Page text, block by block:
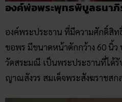
องค์พ่อพระพุทธพิบูลธนา
องค์พระประธาน ที่มีความศักดิ์สิท
ขอพร มีขนาดหน้าตักกว้าง 60 นิ้
วัดสระมณี เป็นพระประธานที่ได้
ญาณสังวร สมเด็จพระสังฆราชส